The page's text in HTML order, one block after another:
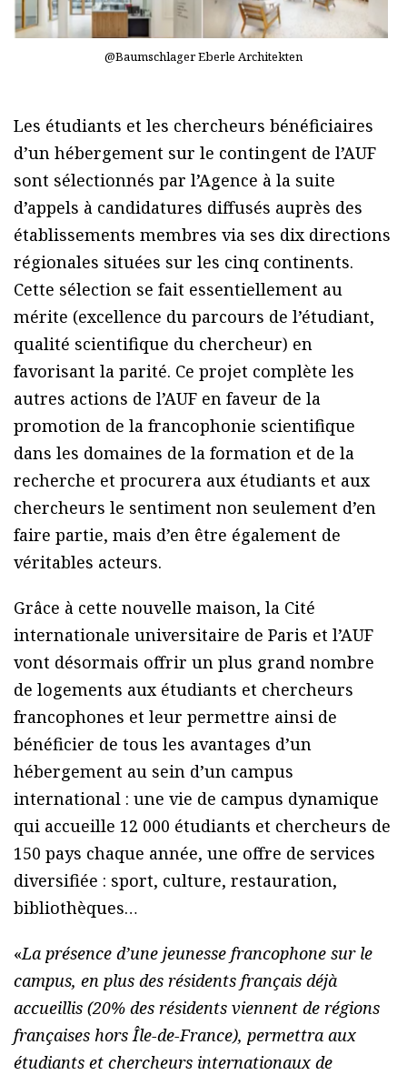
@Baumschlager Eberle Architekten
Les étudiants et les chercheurs bénéficiaires
d’un hébergement sur le contingent de l’AUF
sont sélectionnés par l’Agence à la suite
d’appels à candidatures diffusés auprès des
établissements membres via ses dix directions
régionales situées sur les cinq continents.
Cette sélection se fait essentiellement au
mérite (excellence du parcours de l’étudiant,
qualité scientifique du chercheur) en
favorisant la parité. Ce projet complète les
autres actions de l’AUF en faveur de la
promotion de la francophonie scientifique
dans les domaines de la formation et de la
recherche et procurera aux étudiants et aux
chercheurs le sentiment non seulement d’en
faire partie, mais d’en être également de
véritables acteurs.
Grâce à cette nouvelle maison, la Cité
internationale universitaire de Paris et l’AUF
vont désormais offrir un plus grand nombre
de logements aux étudiants et chercheurs
francophones et leur permettre ainsi de
bénéficier de tous les avantages d’un
hébergement au sein d’un campus
international : une vie de campus dynamique
qui accueille 12 000 étudiants et chercheurs de
150 pays chaque année, une offre de services
diversifiée : sport, culture, restauration,
bibliothèques…
«La présence d’une jeunesse francophone sur le
campus, en plus des résidents français déjà
accueillis (20% des résidents viennent de régions
françaises hors Île-de-France), permettra aux
étudiants et chercheurs internationaux de